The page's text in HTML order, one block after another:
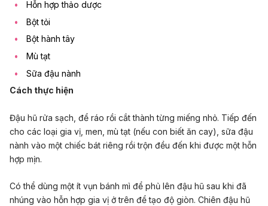
Hỗn hợp thảo dược
Bột tỏi
Bột hành tây
Mù tạt
Sữa đậu nành
Cách thực hiện
Đậu hũ rửa sạch, để ráo rồi cắt thành từng miếng nhỏ. Tiếp đến
cho các loại gia vị, men, mù tạt (nếu con biết ăn cay), sữa đậu
nành vào một chiếc bát riêng rồi trộn đều đến khi được một hỗn
hợp mịn.
Có thể dùng một ít vụn bánh mì để phủ lên đậu hũ sau khi đã
nhúng vào hỗn hợp gia vị ở trên để tạo độ giòn. Chiên đậu hũ